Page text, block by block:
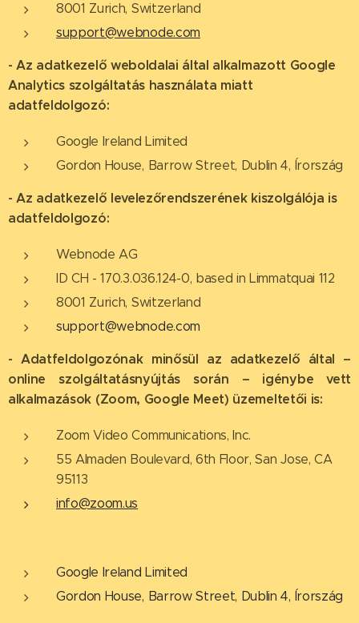
8001 Zurich, Switzerland
support@webnode.com
- Az adatkezelő weboldalai által alkalmazott Google
Analytics szolgáltatás használata miatt
adatfeldolgozó:
Google Ireland Limited
Gordon House, Barrow Street, Dublin 4, Írország
- Az adatkezelő levelezőrendszerének kiszolgálója is
adatfeldolgozó:
Webnode AG
ID CH - 170.3.036.124-0, based in Limmatquai 112
8001 Zurich, Switzerland
support@webnode.com
- Adatfeldolgozónak minősül az adatkezelő által –
online szolgáltatásnyújtás során – igénybe vett
alkalmazások (Zoom, Google Meet) üzemeltetői is:
Zoom Video Communications, Inc.
55 Almaden Boulevard, 6th Floor, San Jose, CA
95113
info@zoom.us
Google Ireland Limited
Gordon House, Barrow Street, Dublin 4, Írország